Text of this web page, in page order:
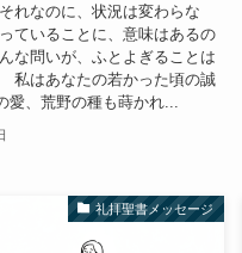
れなのに、状況は変わらな
ていることに、意味はあるの
な問いが、ふとよぎることは
私はあなたの若かった頃の誠
愛、荒野の種も蒔かれ...
礼拝聖書メッセージ